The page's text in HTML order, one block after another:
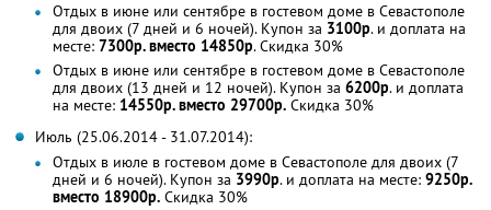
Отдых в июне или сентябре в гостевом доме в Севастополе
для двоих (7 дней и 6 ночей). Купон за 3100р. и доплата на
месте: 7300р. вместо 14850р. Скидка 30%
Отдых в июне или сентябре в гостевом доме в Севастополе
для двоих (13 дней и 12 ночей). Купон за 6200р. и доплата
на месте: 14550р. вместо 29700р. Скидка 30%
Июль (25.06.2014 - 31.07.2014):
Отдых в июле в гостевом доме в Севастополе для двоих (7
дней и 6 ночей). Купон за 3990р. и доплата на месте: 9250р.
вместо 18900р. Скидка 30%